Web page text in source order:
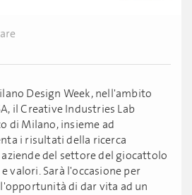
Design Week, nell'ambito
il Creative Industries Lab
di Milano, insieme ad
i risultati della ricerca
aziende del settore del giocattolo
valori. Sarà l'occasione per
di dar vita ad un